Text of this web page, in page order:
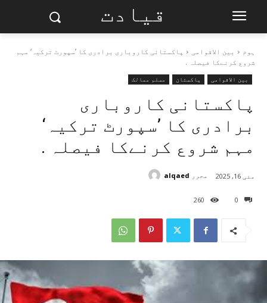
قیادت
ہوم بین الاقوامی
پاکستانی کاروباری برادری کا ’سپورٹ ترکیہ‘ مہم
شروع کرنےکا فیصلہ .
بین الاقوامی پاکستان مسلم ممالک
پاکستانی کاروباری
برادری کا ’سپورٹ ترکیہ‘
مہم شروع کرنےکا فیصلہ .
0
260
مئی 16, 2025 محرر alqaed